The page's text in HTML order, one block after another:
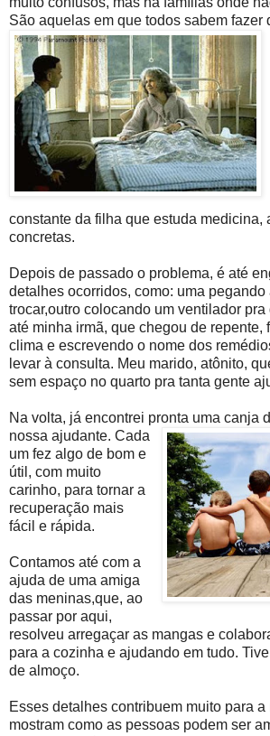
São aquelas em que todos sabem fazer
constante da filha que estuda medicina,
concretas.
Depois de passado o problema, é até
detalhes ocorridos, como: uma pegando
trocar,outro colocando um ventilador pra
até minha irmã, que chegou de repente,
clima e escrevendo o nome dos
levar à consulta. Meu marido, atônito,
sem espaço no quarto pra tanta gente
Na volta, já encontrei pronta uma canja
nossa ajudante. Cada
um fez algo de bom e
útil, com muito
carinho, para tornar a
recuperação mais
fácil e rápida.
Contamos até com a
ajuda de uma amiga
das meninas,que, ao
passar por aqui,
resolveu arregaçar as mangas e
para a cozinha e ajudando em tudo.
de almoço.
Esses detalhes contribuem muito para
mostram como as pessoas podem ser